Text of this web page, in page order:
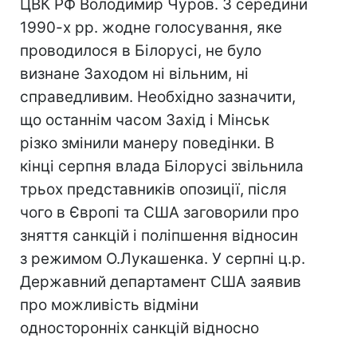
ЦВК РФ Володимир Чуров. З середини
1990-х рр. жодне голосування, яке
проводилося в Білорусі, не було
визнане Заходом ні вільним, ні
справедливим. Необхідно зазначити,
що останнім часом Захід і Мінськ
різко змінили манеру поведінки. В
кінці серпня влада Білорусі звільнила
трьох представників опозиції, після
чого в Європі та США заговорили про
зняття санкцій і поліпшення відносин
з режимом О.Лукашенка. У серпні ц.р.
Державний департамент США заявив
про можливість відміни
односторонніх санкцій відносно